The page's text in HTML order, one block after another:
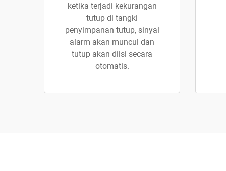
ketika terjadi kekurangan
tutup di tangki
penyimpanan tutup, sinyal
alarm akan muncul dan
tutup akan diisi secara
otomatis.